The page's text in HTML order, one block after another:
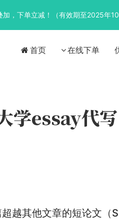
首页 在线下单
学essay代写
越其他文章的短论文（
，下单立减！（有效期至2025年10